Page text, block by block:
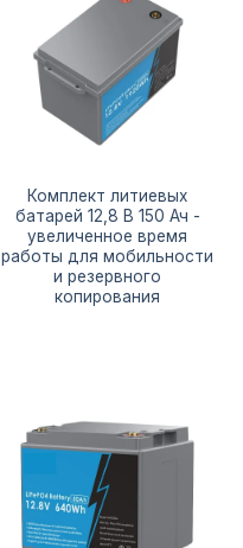
Комплект литиевых
батарей 12,8 В 150 Ач -
увеличенное время
работы для мобильности
и резервного
копирования